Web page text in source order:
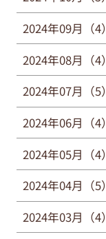
2024年09月（4）
2024年08月（4）
2024年07月（5）
2024年06月（4）
2024年05月（4）
2024年04月（5）
2024年03月（4）